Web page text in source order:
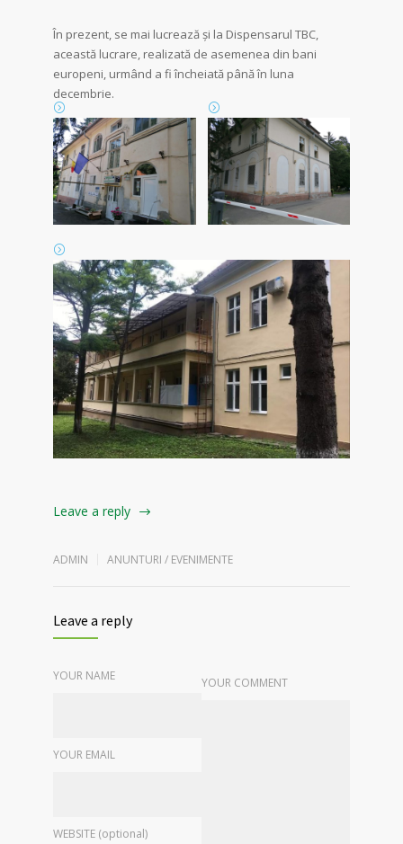
În prezent, se mai lucrează și la Dispensarul TBC,
această lucrare, realizată de asemenea din bani
europeni, urmând a fi încheiată până în luna
decembrie.
Leave a reply
ADMIN ANUNTURI / EVENIMENTE
Leave a reply
YOUR NAME
YOUR EMAIL
WEBSITE (optional)
YOUR COMMENT